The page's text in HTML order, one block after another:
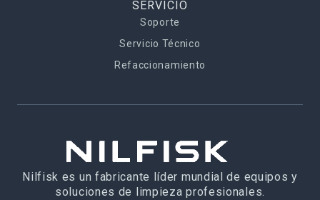
SERVICIO
Soporte
Servicio Técnico
Refaccionamiento
Nilfisk es un fabricante líder mundial de equipos y
soluciones de limpieza profesionales.